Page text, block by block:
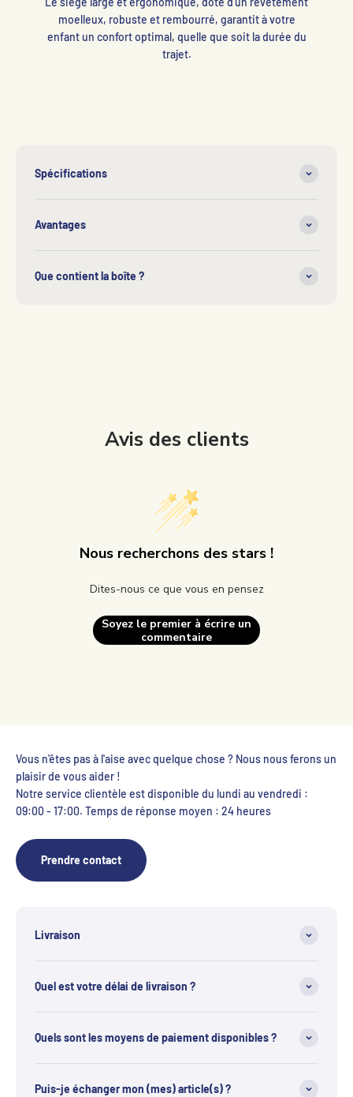
moelleux, robuste et rembourré, garantit à votre
enfant un confort optimal, quelle que soit la durée du
trajet.
Spécifications
Avantages
Que contient la boîte ?
Avis des clients
Nous recherchons des stars !
Dites-nous ce que vous en pensez
Soyez le premier à écrire un
commentaire
Vous n'êtes pas à l'aise avec quelque chose ? Nous nous ferons un
plaisir de vous aider !
Notre service clientèle est disponible du lundi au vendredi :
09:00 - 17:00. Temps de réponse moyen : 24 heures
Prendre contact
Livraison
Quel est votre délai de livraison ?
Quels sont les moyens de paiement disponibles ?
Puis-je échanger mon (mes) article(s) ?